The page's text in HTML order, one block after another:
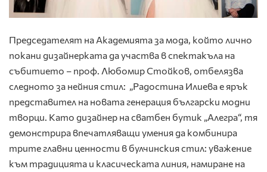
Председателят на Академията за мода, който лично
покани дизайнерката да участва в спектакъла на
събитието – проф. Любомир Стойков, отбелязва
следното за нейния стил: „Радостина Илиева е ярък
представител на новата генерация български модни
творци. Като дизайнер на сватбен бутик „Алегра“, тя
демонстрира впечатляващи умения да комбинира
трите главни ценности в булчинския стил: уважение
към традицията и класическата линия, намиране на